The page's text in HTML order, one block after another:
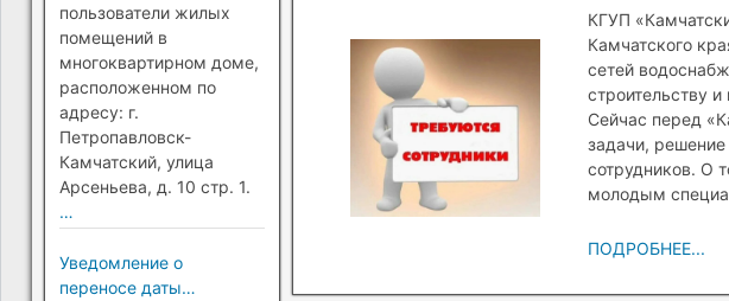
КГУП
Камчатского
сетей
строительству
Сейчас перед
задачи,
сотрудников. О
молодым
ПОДРОБНЕЕ...
Петропавловск-
Камчатский)
пользователи жилых
помещений в
многоквартирном доме,
расположенном по
адресу: г.
Петропавловск-
Камчатский, улица
Арсеньева, д. 10 стр. 1.
…
Уведомление о
переносе даты